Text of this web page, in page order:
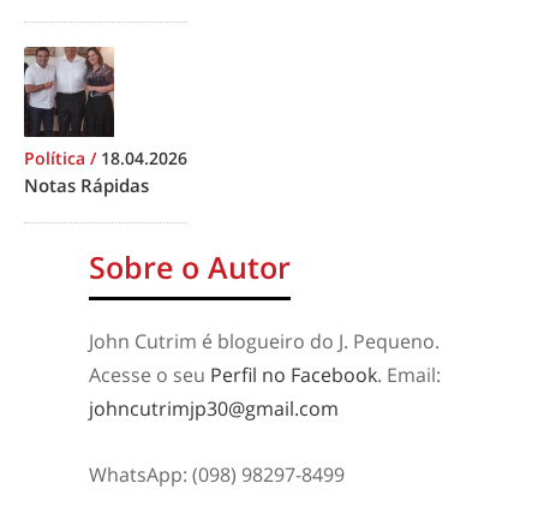
Política / 18.04.2026
Notas Rápidas
Sobre o Autor
John Cutrim é blogueiro do J. Pequeno.
Acesse o seu Perfil no Facebook. Email:
johncutrimjp30@gmail.com
WhatsApp: (098) 98297-8499